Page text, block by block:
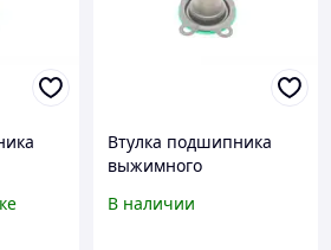
T6
,
Втулка подшипника
выжимного
Caddy II/III/IV/T4/T5/T6
В наличии